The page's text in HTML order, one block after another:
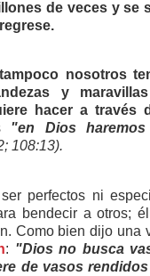
de veces y se
tampoco nosotros
y
hacer a través
"en Dios haremos
108:13).
perfectos ni
bendecir a otros;
Como bien dijo una
: "Dios no busca
de vasos